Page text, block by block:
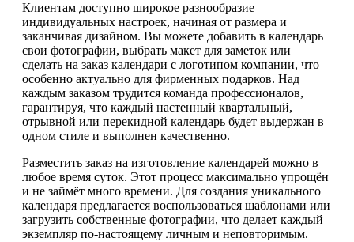
Клиентам доступно широкое разнообразие
индивидуальных настроек, начиная от размера и
заканчивая дизайном. Вы можете добавить в календарь
свои фотографии, выбрать макет для заметок или
сделать на заказ календари с логотипом компании, что
особенно актуально для фирменных подарков. Над
каждым заказом трудится команда профессионалов,
гарантируя, что каждый настенный квартальный,
отрывной или перекидной календарь будет выдержан в
одном стиле и выполнен качественно.
Разместить заказ на изготовление календарей можно в
любое время суток. Этот процесс максимально упрощён
и не займёт много времени. Для создания уникального
календаря предлагается воспользоваться шаблонами или
загрузить собственные фотографии, что делает каждый
экземпляр по-настоящему личным и неповторимым.